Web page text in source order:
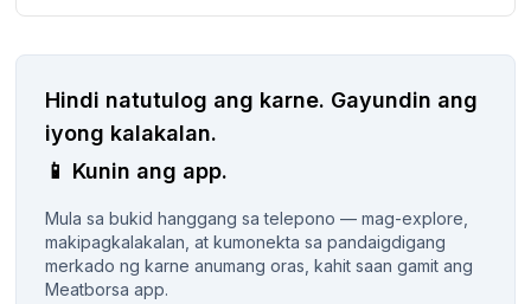
Hindi natutulog ang karne. Gayundin ang
iyong kalakalan.
📱 Kunin ang app.
Mula sa bukid hanggang sa telepono — mag-explore,
makipagkalakalan, at kumonekta sa pandaigdigang
merkado ng karne anumang oras, kahit saan gamit ang
Meatborsa app.